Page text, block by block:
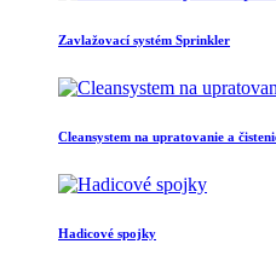
Zavlažovací systém Sprinkler
Cleansystem na upratovanie a
Hadicové spojky